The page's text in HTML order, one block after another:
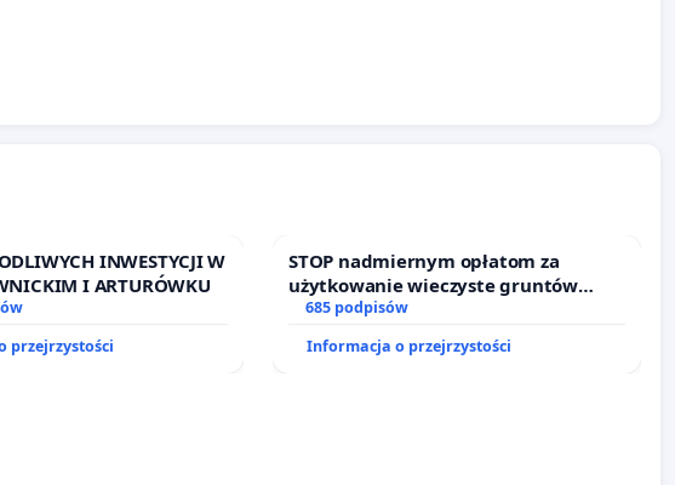
INWESTYCJI W
I ARTURÓWKU
przejrzystości
STOP nadmiernym opłatom za
użytkowanie wieczyste gruntów
zajmowanych przez rodzinne ogrody
685 podpisów
Informacja o przejrzystości